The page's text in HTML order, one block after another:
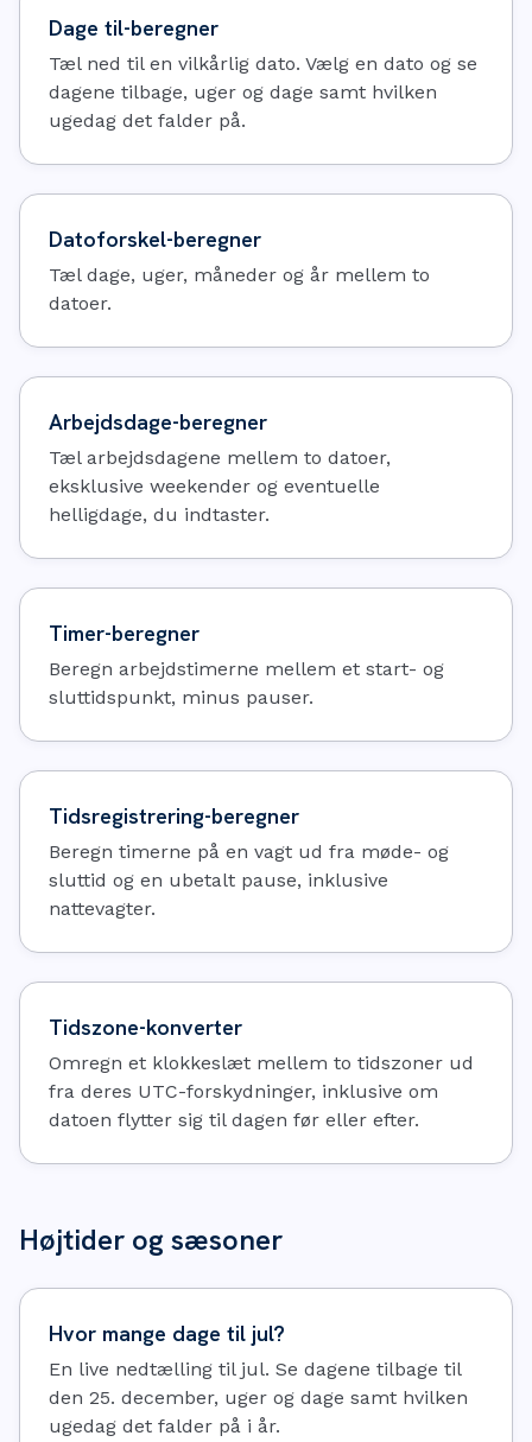
Dage til-beregner
Tæl ned til en vilkårlig dato. Vælg en dato og se
dagene tilbage, uger og dage samt hvilken
ugedag det falder på.
Datoforskel-beregner
Tæl dage, uger, måneder og år mellem to
datoer.
Arbejdsdage-beregner
Tæl arbejdsdagene mellem to datoer,
eksklusive weekender og eventuelle
helligdage, du indtaster.
Timer-beregner
Beregn arbejdstimerne mellem et start- og
sluttidspunkt, minus pauser.
Tidsregistrering-beregner
Beregn timerne på en vagt ud fra møde- og
sluttid og en ubetalt pause, inklusive
nattevagter.
Tidszone-konverter
Omregn et klokkeslæt mellem to tidszoner ud
fra deres UTC-forskydninger, inklusive om
datoen flytter sig til dagen før eller efter.
Højtider og sæsoner
Hvor mange dage til jul?
En live nedtælling til jul. Se dagene tilbage til
den 25. december, uger og dage samt hvilken
ugedag det falder på i år.